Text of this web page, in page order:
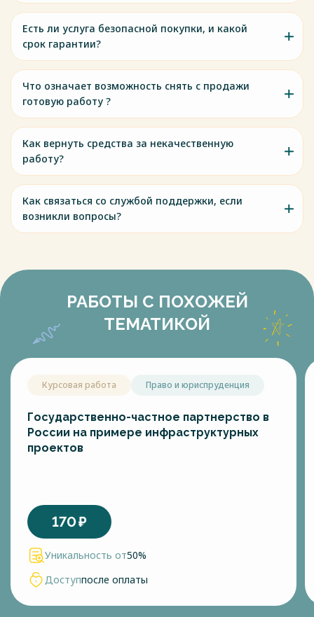
Есть ли услуга безопасной покупки, и какой
срок гарантии?
Что означает возможность снять с продажи
готовую работу ?
Как вернуть средства за некачественную
работу?
Как связаться со службой поддержки, если
возникли вопросы?
РАБОТЫ С ПОХОЖЕЙ
ТЕМАТИКОЙ
Курсовая работа Право и юриспруденция
Государственно-частное партнерство в
России на примере инфраструктурных
проектов
170₽
Уникальность от50%
Доступпосле оплаты